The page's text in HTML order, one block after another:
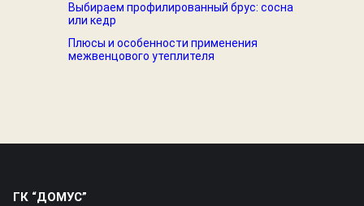
Выбираем профилированный брус: сосна
или кедр
Плюсы и особенности применения
межвенцового утеплителя
ГК “ДОМУС”